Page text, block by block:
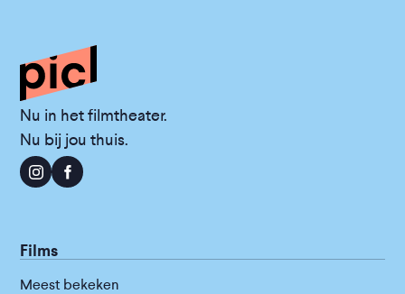
Nu in het filmtheater.
Nu bij jou thuis.
Films
Meest bekeken